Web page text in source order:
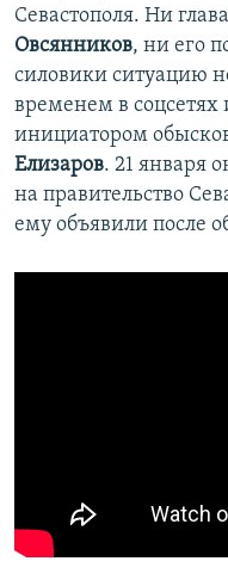
Севастополя. Ни
Овсянников, ни его
силовики ситуацию
временем в
инициатором
Елизаров. 21 января
на правительство
ему объявили после